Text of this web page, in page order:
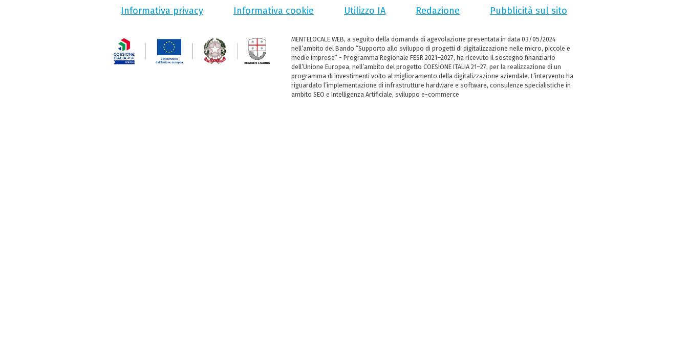
Informativa privacy Informativa cookie Utilizzo IA Redazione Pubblicità sul sito
MENTELOCALE WEB, a seguito della domanda di agevolazione presentata in data 03/05/2024
nell’ambito del Bando “Supporto allo sviluppo di progetti di digitalizzazione nelle micro, piccole e
medie imprese” - Programma Regionale FESR 2021–2027, ha ricevuto il sostegno finanziario
dell’Unione Europea, nell’ambito del progetto COESIONE ITALIA 21–27, per la realizzazione di un
programma di investimenti volto al miglioramento della digitalizzazione aziendale. L’intervento ha
riguardato l’implementazione di infrastrutture hardware e software, consulenze specialistiche in
ambito SEO e Intelligenza Artificiale, sviluppo e-commerce